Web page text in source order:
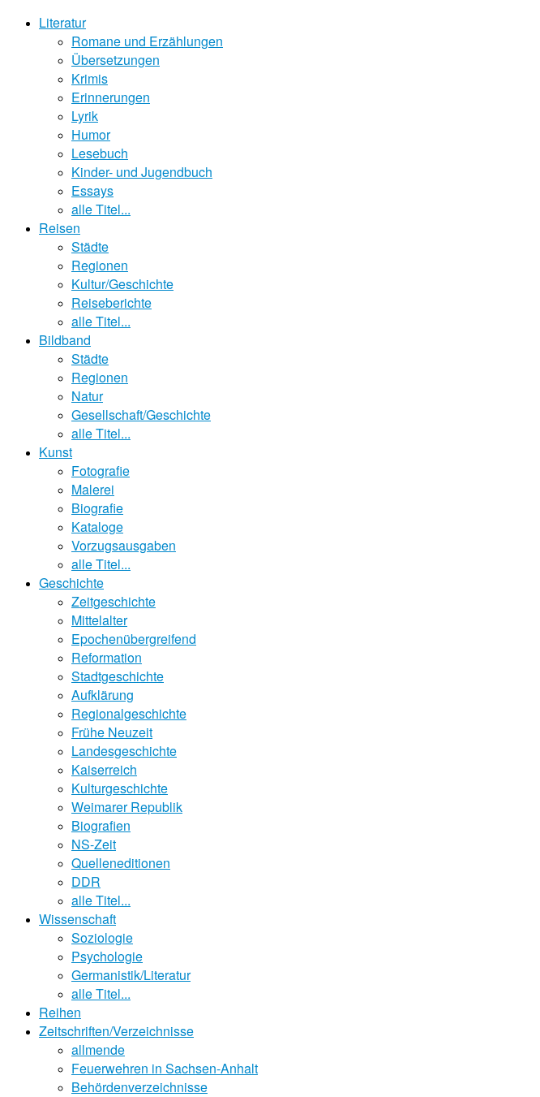
Literatur
Romane und Erzählungen
Übersetzungen
Krimis
Erinnerungen
Lyrik
Humor
Lesebuch
Kinder- und Jugendbuch
Essays
alle Titel...
Reisen
Städte
Regionen
Kultur/Geschichte
Reiseberichte
alle Titel...
Bildband
Städte
Regionen
Natur
Gesellschaft/Geschichte
alle Titel...
Kunst
Fotografie
Malerei
Biografie
Kataloge
Vorzugsausgaben
alle Titel...
Geschichte
Zeitgeschichte
Mittelalter
Epochenübergreifend
Reformation
Stadtgeschichte
Aufklärung
Regionalgeschichte
Frühe Neuzeit
Landesgeschichte
Kaiserreich
Kulturgeschichte
Weimarer Republik
Biografien
NS-Zeit
Quelleneditionen
DDR
alle Titel...
Wissenschaft
Soziologie
Psychologie
Germanistik/Literatur
alle Titel...
Reihen
Zeitschriften/Verzeichnisse
allmende
Feuerwehren in Sachsen-Anhalt
Behördenverzeichnisse